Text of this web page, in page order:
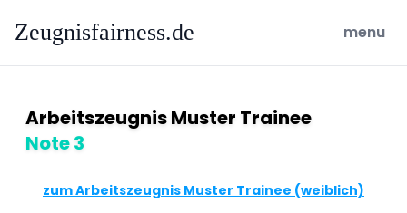
Zeugnisfairness.de open
menu
Arbeitszeugnis Muster Trainee
Note 3
zum Arbeitszeugnis Muster Trainee (weiblich)